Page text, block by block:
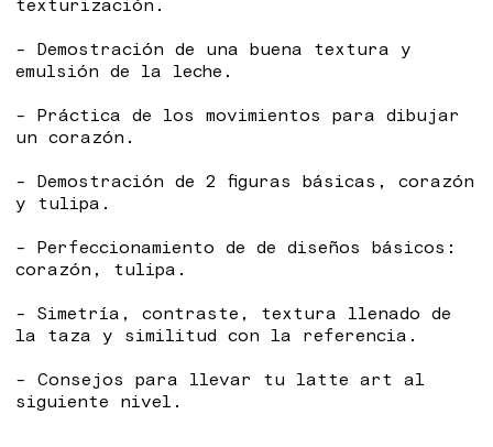
texturización.
- Demostración de una buena textura y
emulsión de la leche.
- Práctica de los movimientos para dibujar
un corazón.
- Demostración de 2 figuras básicas, corazón
y tulipa.
- Perfeccionamiento de de diseños básicos:
corazón, tulipa.
- Simetría, contraste, textura llenado de
la taza y similitud con la referencia.
- Consejos para llevar tu latte art al
siguiente nivel.